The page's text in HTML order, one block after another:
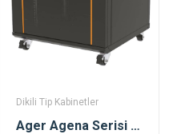
Dikili Tip Kabinetler
Ager Agena Serisi AG-AN12U6060S1-CFAA-A-M1 12u 600x600 Dikili Tip Kabinet + Tekerlek